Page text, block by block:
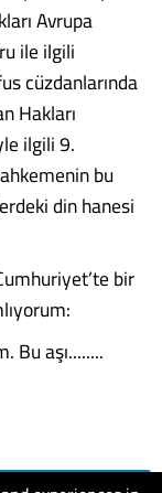
Avrupa
ile ilgili
cüzdanlarında
Hakları
ilgili 9.
bu
din hanesi
bir
Bu aşı........